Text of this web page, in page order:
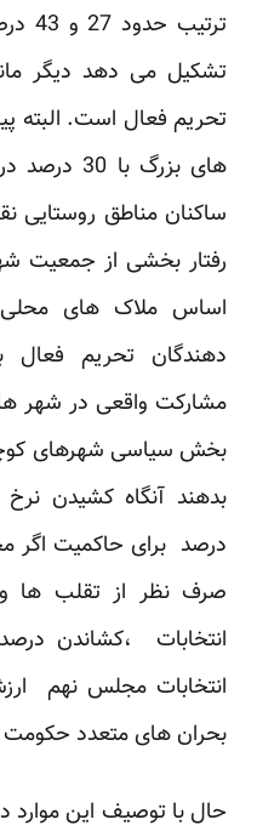
تشکیل می دهد دیگر
تحریم فعال است.
های بزرگ
ساکنان مناطق روستایی
رفتار بخشی از جمعیت
اساس ملاک های محلی
دهندگان تحریم فعال
درصد برای حاکمیت اگر
صرف نظر از تقلب ها
انتخابات ،کشاندن
انتخابات مجلس نهم
بحران های متعدد
حال با توصیف این موارد